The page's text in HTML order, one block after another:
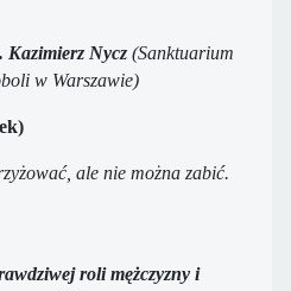
Kazimierz Nycz (Sanktuarium
w Warszawie)
ale nie można zabić.
roli mężczyzny i